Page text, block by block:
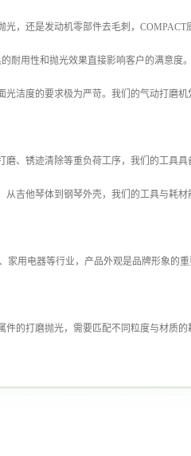
光，还是发动机零部件去毛刺，
耐用性和抛光效果直接影响客户的满意度。
光洁度的要求极为严苛。我们的气动打磨
磨、锈迹清除等重负荷工序，我们的工具
从吉他琴体到钢琴外壳，我们的工具与耗
家用电器等行业，产品外观是品牌形象的
件的打磨抛光，需要匹配不同粒度与材质